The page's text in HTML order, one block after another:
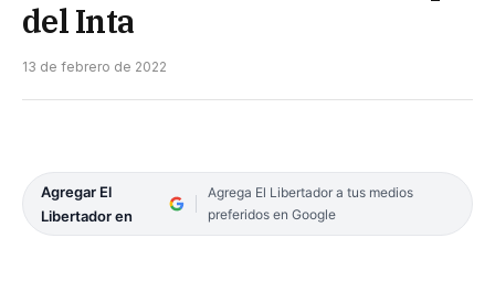
del Inta
13 de febrero de 2022
Agregar El
Libertador en
Agrega El Libertador a tus medios
preferidos en Google